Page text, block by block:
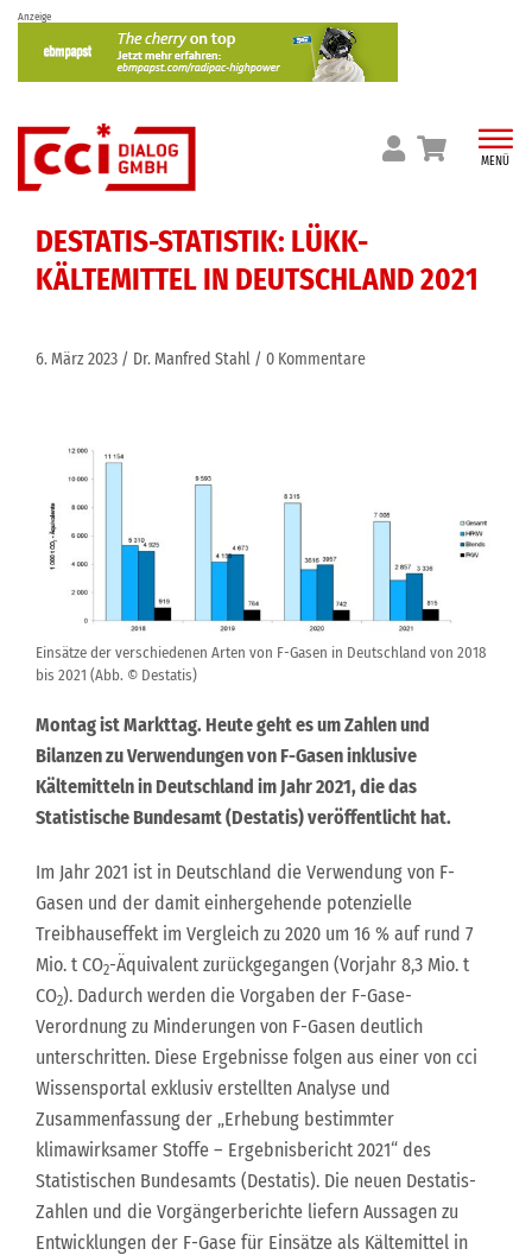
Skip
content
Anzeige
MENÜ
DESTATIS-STATISTIK: LÜKK-
KÄLTEMITTEL IN DEUTSCHLAND 2021
6. März 2023 Dr. Manfred Stahl 0 Kommentare
Einsätze der verschiedenen Arten von F-Gasen in Deutschland von 2018
bis 2021 (Abb. © Destatis)
Montag ist Markttag. Heute geht es um Zahlen und
Bilanzen zu Verwendungen von F-Gasen inklusive
Kältemitteln in Deutschland im Jahr 2021, die das
Statistische Bundesamt (Destatis) veröffentlicht hat.
Im Jahr 2021 ist in Deutschland die Verwendung von F-
Gasen und der damit einhergehende potenzielle
Treibhauseffekt im Vergleich zu 2020 um 16 % auf rund 7
Mio. t CO2-Äquivalent zurückgegangen (Vorjahr 8,3 Mio. t
CO2). Dadurch werden die Vorgaben der F-Gase-
Verordnung zu Minderungen von F-Gasen deutlich
unterschritten. Diese Ergebnisse folgen aus einer von cci
Wissensportal exklusiv erstellten Analyse und
Zusammenfassung der „Erhebung bestimmter
klimawirksamer Stoffe – Ergebnisbericht 2021“ des
Statistischen Bundesamts (Destatis). Die neuen Destatis-
Zahlen und die Vorgängerberichte liefern Aussagen zu
Entwicklungen der F-Gase für Einsätze als Kältemittel in